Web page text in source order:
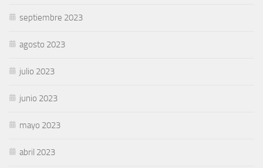
septiembre 2023
agosto 2023
julio 2023
junio 2023
mayo 2023
abril 2023